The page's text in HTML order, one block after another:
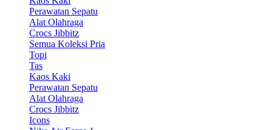
Perawatan Sepatu
Alat Olahraga
Crocs Jibbitz
Semua Koleksi Pria
Topi
Tas
Kaos Kaki
Perawatan Sepatu
Alat Olahraga
Crocs Jibbitz
Icons